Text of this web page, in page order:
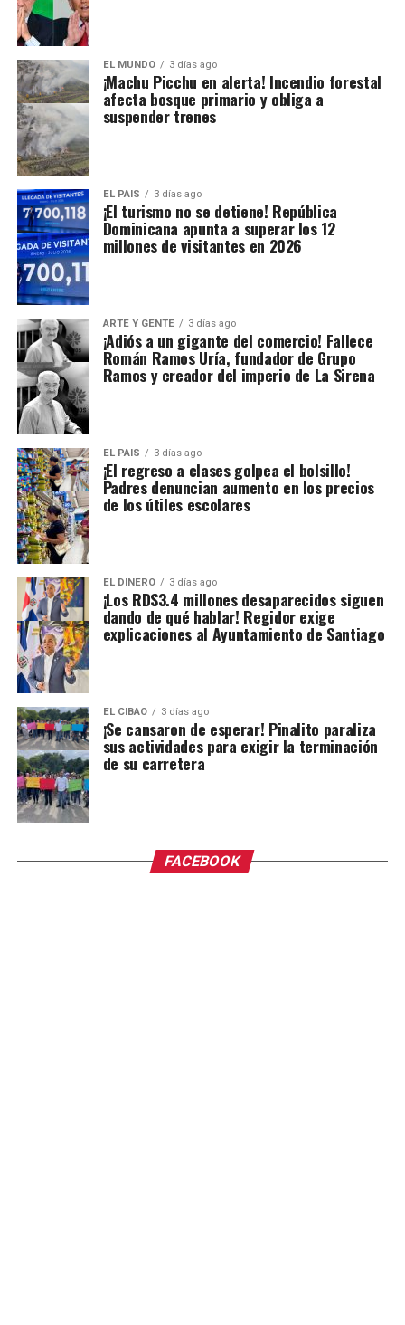
EL MUNDO 3 días ago
¡Machu Picchu en alerta! Incendio forestal
afecta bosque primario y obliga a
suspender trenes
EL PAIS 3 días ago
¡El turismo no se detiene! República
Dominicana apunta a superar los 12
millones de visitantes en 2026
ARTE Y GENTE 3 días ago
¡Adiós a un gigante del comercio! Fallece
Román Ramos Uría, fundador de Grupo
Ramos y creador del imperio de La Sirena
EL PAIS 3 días ago
¡El regreso a clases golpea el bolsillo!
Padres denuncian aumento en los precios
de los útiles escolares
EL DINERO 3 días ago
¡Los RD$3.4 millones desaparecidos siguen
dando de qué hablar! Regidor exige
explicaciones al Ayuntamiento de Santiago
EL CIBAO 3 días ago
¡Se cansaron de esperar! Pinalito paraliza
sus actividades para exigir la terminación
de su carretera
FACEBOOK